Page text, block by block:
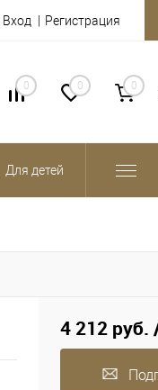
Вход Регистрация
0 0 0
Для детей
4 212 руб.